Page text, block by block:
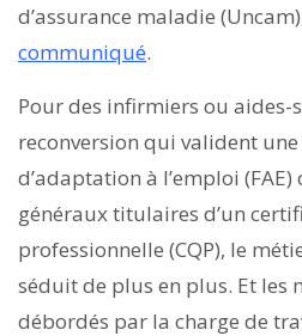
d’assurance maladie
communiqué.
Pour des infirmiers ou aides-
reconversion qui valident
d’adaptation à l’emploi
généraux titulaires d’un
professionnelle (CQP), le
séduit de plus en plus. Et les
débordés par la charge de